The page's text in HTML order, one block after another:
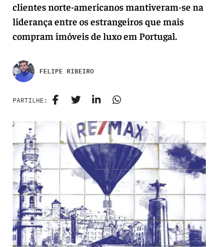
clientes norte-americanos mantiveram-se na
liderança entre os estrangeiros que mais
compram imóveis de luxo em Portugal.
FELIPE RIBEIRO
PARTILHE: